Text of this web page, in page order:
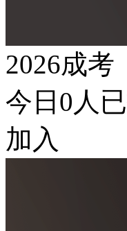
2026成考
今日 0 人
加入